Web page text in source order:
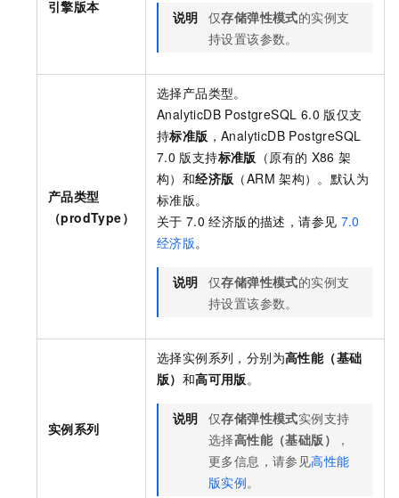
引擎版本
说明 仅存储弹性模式的实例支
持设置该参数。
产品类型
（prodType）
选择产品类型。
AnalyticDB PostgreSQL 6.0 版仅支
持标准版 ，AnalyticDB PostgreSQL
7.0 版支持标准版 （原有的 X86 架
构）和经济版 （ARM 架构）。默认为
标准版。
关于 7.0 经济版的描述，请参见 7.0
经济版。
说明 仅存储弹性模式的实例支
持设置该参数。
实例系列
选择实例系列，分别为高性能（基础
版） 和高可用版。
说明 仅存储弹性模式实例支持
选择高性能（基础版）
，
更多信息，请参见高性能
版实例。